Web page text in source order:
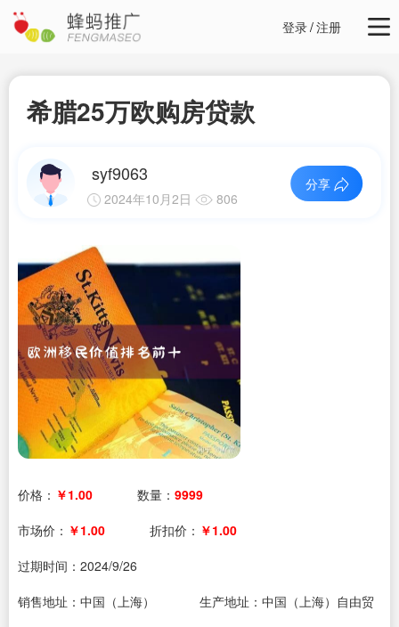
登录/注册
希腊25万欧购房贷款
syf9063
2024年10月2日 806
分享
价格： ￥1.00 数量： 9999
市场价： ￥1.00 折扣价： ￥1.00
过期时间： 2024/9/26
销售地址：中国（上海）
生产地址：中国（上海）自由贸